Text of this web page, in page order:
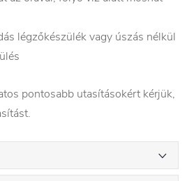
légzőkészülék vagy úszás nélkül
pontosabb utasításokért kérjük,